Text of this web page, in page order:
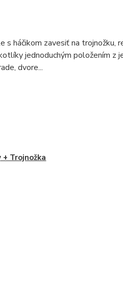
háčikom zavesiť na trojnožku,
jednoduchým položením z
dvore...
Trojnožka